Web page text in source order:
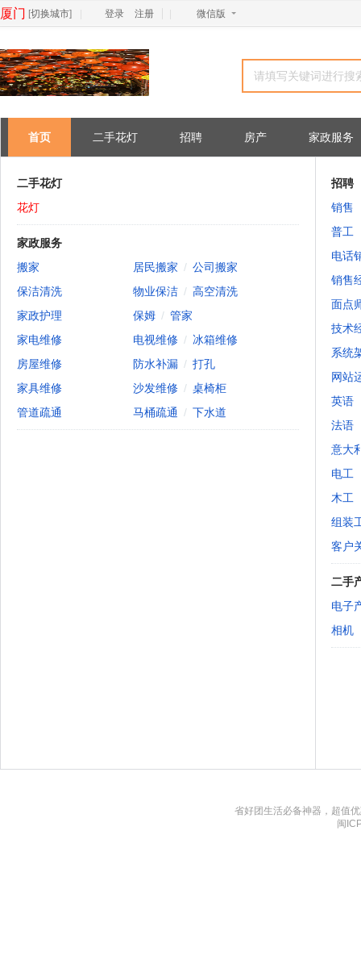
厦门 [切换城市] 登录 注册 微信版
首页 二手花灯 招聘 房产 家政服务
二手花灯
花灯
家政服务
搬家 居民搬家 / 公司搬家
保洁清洗
物业保洁 / 高空清洗
家政护理
保姆 / 管家
家电维修
电视维修 / 冰箱维修
房屋维修
防水补漏 / 打孔
家具维修
沙发维修 / 桌椅柜
管道疏通
马桶疏通 / 下水道
招聘
销售
普工
电话
销售
面点
技术
系统
网站
英语
法语
意大
电工
木工
组装
客户
二手
电子
相机
省好团生活必备神器，超值
闽